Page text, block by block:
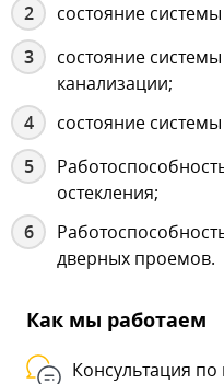
состояние
состояние
канализации;
состояние
остекления;
дверных проемов.
Как мы работаем
Консультация